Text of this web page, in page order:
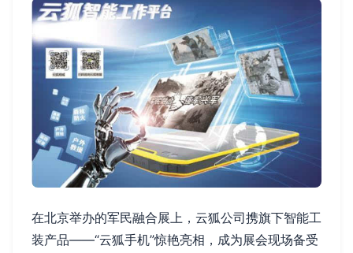
在北京举办的军民融合展上，云狐公司携旗下智能工
装产品——“云狐手机”惊艳亮相，成为展会现场备受